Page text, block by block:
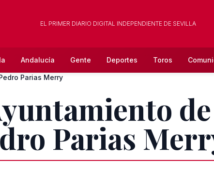
EL PRIMER DIARIO DIGITAL INDEPENDIENTE DE SEVILLA
Andalucía Gente Deportes Toros
Parias Merry
Parias